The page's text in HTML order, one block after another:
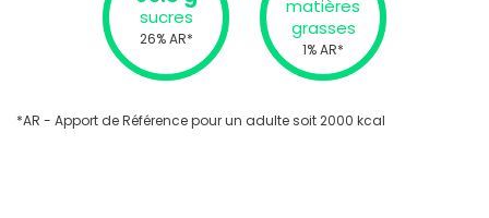
sucres
26% AR*
matières
grasses
1% AR*
*AR - Apport de Référence pour un adulte soit 2000 kcal